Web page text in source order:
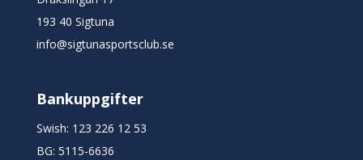
193 40 Sigtuna
info@sigtunasportsclub.se
Bankuppgifter
Swish: 123 226 12 53
BG: 5115-6636